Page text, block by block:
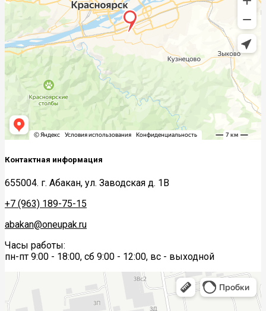
Контактная информация
655004. г. Абакан, ул. Заводская д. 1В
+7 (963) 189-75-15
abakan@oneupak.ru
Часы работы:
пн-пт 9:00 - 18:00, сб 9:00 - 12:00, вс - выходной